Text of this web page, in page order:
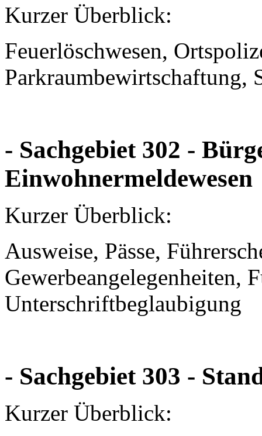
Kurzer Überblick:
Feuerlöschwesen,
Parkraumbewirtschaftung,
- Sachgebiet 302 -
Einwohnermeldewesen
Kurzer Überblick:
Ausweise, Pässe,
Gewerbeangelegenheiten,
Unterschriftbeglaubigung
- Sachgebiet 303 -
Kurzer Überblick: